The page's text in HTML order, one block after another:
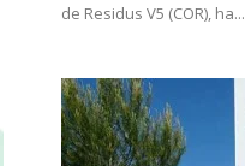
de Residus V5 (COR), ha...